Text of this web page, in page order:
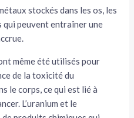
stockés dans les os, les
qui peuvent entraîner une
même été utilisés pour
de la toxicité du
le corps, ce qui est lié à
L’uranium et le